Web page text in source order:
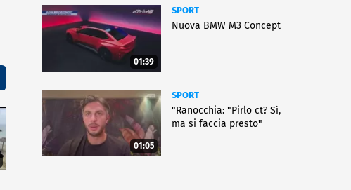
01:39
SPORT
Nuova BMW M3 Concept
01:05
SPORT
"Ranocchia: "Pirlo ct? Sì,
ma si faccia presto"